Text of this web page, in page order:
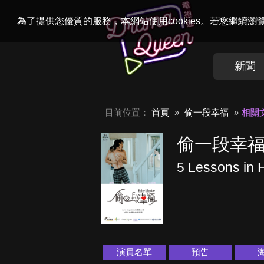
為了提供您優質的服務，本網站使用cookies。若您繼續瀏
Welcome to
新聞
目前位置： 首頁 偷一段幸福 相關
偷一段幸
5 Lessons in
演員名單 預告